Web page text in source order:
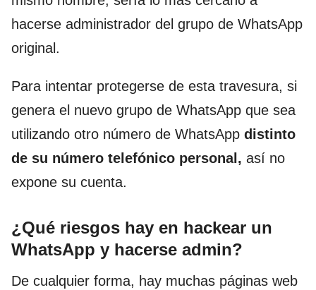
hacerse administrador del grupo de WhatsApp
original.
Para intentar protegerse de esta travesura, si
genera el nuevo grupo de WhatsApp que sea
utilizando otro número de WhatsApp distinto
de su número telefónico personal, así no
expone su cuenta.
¿Qué riesgos hay en hackear un
WhatsApp y hacerse admin?
De cualquier forma, hay muchas páginas web